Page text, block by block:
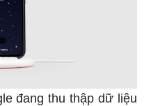
đang thu thập dữ liệu